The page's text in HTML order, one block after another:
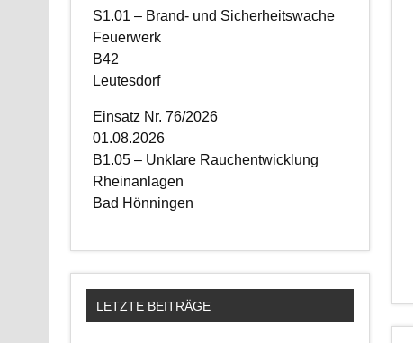
S1.01 – Brand- und Sicherheitswache
Feuerwerk
B42
Leutesdorf
Einsatz Nr. 76/2026
01.08.2026
B1.05 – Unklare Rauchentwicklung
Rheinanlagen
Bad Hönningen
LETZTE BEITRÄGE